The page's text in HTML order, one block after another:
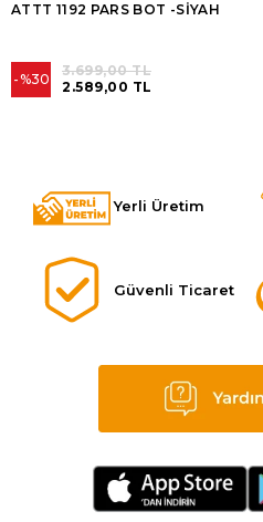
ATTT 1192 PARS BOT -SİYAH
%30 2.589,00 TL
3.699,00 TL
Yerli Üretim
Güvenli Ticaret